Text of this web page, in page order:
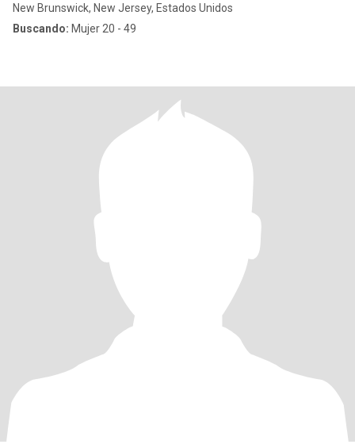
New Brunswick, New Jersey, Estados Unidos
Buscando: Mujer 20 - 49